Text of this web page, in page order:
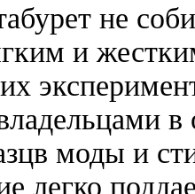
не
и
моды и
легко